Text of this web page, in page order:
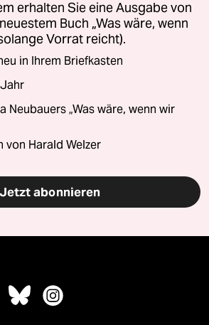
erhalten Sie eine Ausgabe von
Buch „Was wäre, wenn
Vorrat reicht).
in Ihrem Briefkasten
Neubauers „Was wäre, wenn wir
von Harald Welzer
Jetzt abonnieren